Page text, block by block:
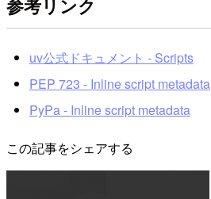
参考リンク
uv公式ドキュメント - Scripts
PEP 723 - Inline script metadata
PyPa - Inline script metadata
この記事をシェアする